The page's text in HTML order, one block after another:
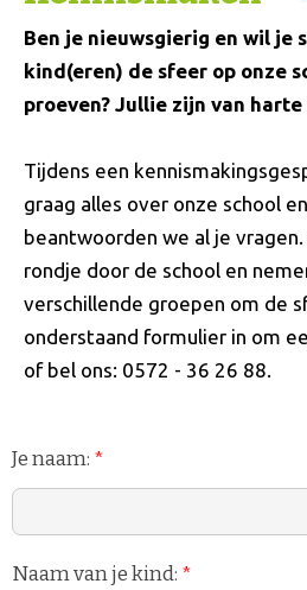
Ben je nieuwsgierig en wil je
kind(eren) de sfeer op onze
proeven? Jullie zijn van harte
Tijdens een
graag alles over onze school
beantwoorden we al je
rondje door de school en
verschillende groepen om de
onderstaand formulier in om
of bel ons: 0572 - 36 26 88.
Je naam: *
Naam van je kind: *